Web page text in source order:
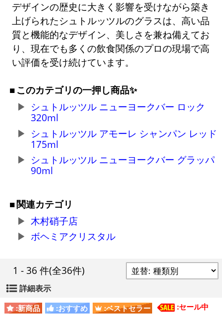
デザインの歴史に大きく影響を受けながら築き
上げられたシュトルッツルのグラスは、高い品
質と機能的なデザイン、美しさを兼ね備えてお
り、現在でも多くの飲食関係のプロの現場で高
い評価を受け続けています。
このカテゴリの一押し商品✨
シュトルッツル ニューヨークバー ロック
320ml
シュトルッツル アモーレ シャンパン レッド
175ml
シュトルッツル ニューヨークバー グラッパ
90ml
関連カテゴリ
木村硝子店
ボヘミアクリスタル
1 - 36 件(全36件)
詳細表示
:新商品 :おすすめ :ベストセラー
:セール中